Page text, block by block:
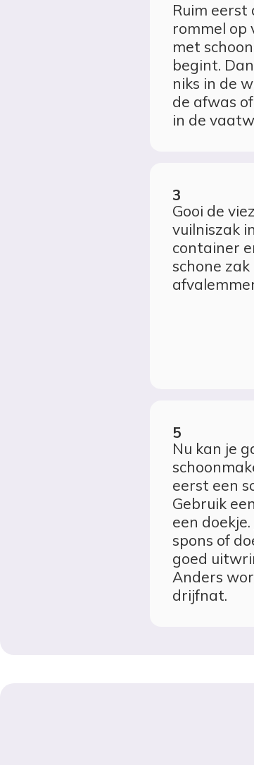
Ruim eerst
rommel op
met
begint.
niks in de
de afwas
in de
Gooi de
vuilniszak
container
schone zak
Nu kan je
eerst een
Gebruik
een
spons of
goed
Anders
drijfnat.